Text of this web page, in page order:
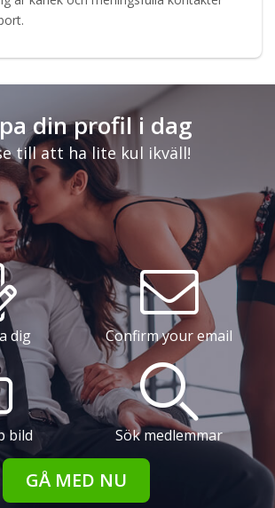
din profil i dag
till att ha lite kul ikväll!
dig Confirm your email
bild Sök medlemmar
GÅ MED NU